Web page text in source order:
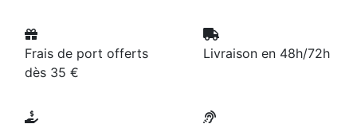
Frais de port offerts
dès 35 €
Livraison en 48h/72h